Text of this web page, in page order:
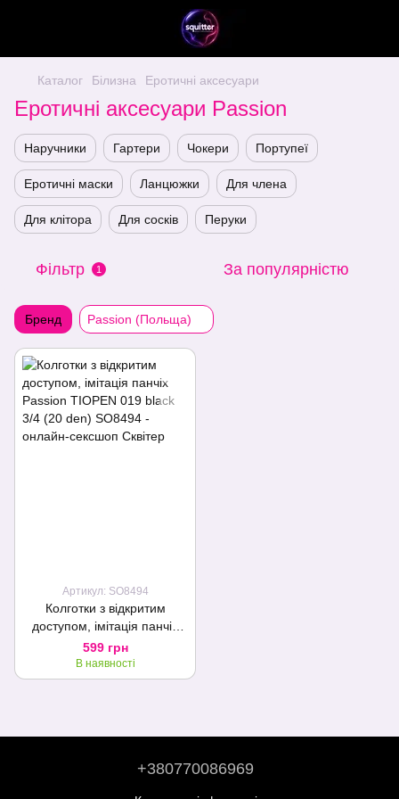
Каталог Білизна Еротичні аксесуари
Еротичні аксесуари Passion
Наручники Гартери Чокери Портупеї
Еротичні маски Ланцюжки Для члена
Для клітора Для сосків Перуки
Фільтр 1 За популярністю
Бренд Passion (Польща)
Артикул: SO8494
Колготки з відкритим
доступом, імітація панчіх
Passion TIOPEN 019 black
3/4 (20 den)
599 грн
В наявності
+380770086969